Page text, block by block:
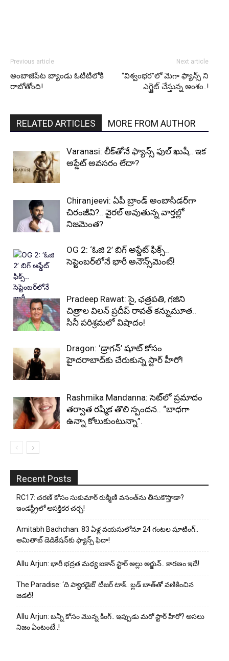
Previous article
అంబాజీపేట బ్యాండు ఓటిటిలోకి
రాబోతోంది!
Next article
“విశ్వంభర”లో మెగా ఫ్యాన్స్ ని
ఎగ్జైట్ చేస్తున్న అంశం..!
RELATED ARTICLES MORE FROM AUTHOR
Varanasi: లీక్‌తోనే ఫ్యాన్స్ ఫుల్ ఖుషీ.. ఇక
అప్డేట్ అవసరం లేదా?
Chiranjeevi: ఏపీ బ్రాండ్ అంబాసిడర్‌గా
చిరంజీవి?.. వైరల్ అవుతున్న వార్తల్లో
నిజమెంత?
OG 2: ‘ఓజి 2’ బిగ్ అప్డేట్ ఫిక్స్..
సెప్టెంబర్‌లోనే భారీ అనౌన్స్‌మెంట్!
Pradeep Rawat: సై, ఛత్రపతి, గజిని
చిత్రాల విలన్ ప్రదీప్ రావత్ కన్నుమూత..
సినీ పరిశ్రమలో విషాదం!
Dragon: ‘డ్రాగన్’ షూట్ కోసం
హైదరాబాద్‌కు చేరుకున్న స్టార్ హీరో!
Rashmika Mandanna: సెట్‌లో ప్రమాదం
తర్వాత రష్మిక తొలి స్పందన.. “బాధగా
ఉన్నా కోలుకుంటున్నా”.
Recent Posts
RC17: చరణ్ కోసం సుకుమార్ రుక్మిణి వసంత్‌ను తీసుకొస్తాడా?
ఇండస్ట్రీలో ఆసక్తికర చర్చ!
Amitabh Bachchan: 83 ఏళ్ల వయసులోనూ 24 గంటల షూటింగ్..
అమితాబ్ డెడికేషన్‌కు ఫ్యాన్స్ ఫిదా!
Allu Arjun: భారీ భద్రత మధ్య ఐకాన్ స్టార్ అల్లు అర్జున్.. కారణం ఇదే!
The Paradise: ‘ది ప్యారడైజ్’ టీజర్ టాక్.. బ్లడ్ బాత్‌తో వణికించిన
జడల్!
Allu Arjun: బన్నీ కోసం మొన్న కింగ్.. ఇప్పుడు మరో స్టార్ హీరో? అసలు
నిజం ఏంటంటే..!